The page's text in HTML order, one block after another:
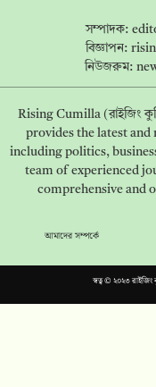
সম্পাদক:
বিজ্ঞাপন:
নিউজরুম:
Rising Cumilla (রাইজিং
provides the latest and
including politics,
team of experienced
comprehensive and
আমাদের সম্পর্কে
স্বত্ব © ২০২৩